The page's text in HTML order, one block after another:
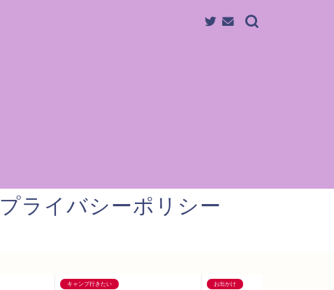
プライバシーポリシー
キャンプ行きたい お出かけ